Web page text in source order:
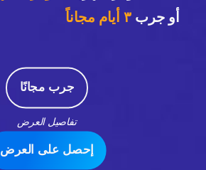
أو جرب٣ أيام مجاناً
جرب مجانًا
تفاصيل العرض
إحصل على العرض